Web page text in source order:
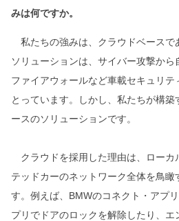
みは何ですか。
私たちの強みは、クラウドベースで
ソリューションは、サイバー攻撃か
ファイアウォールなど車載セキュリ
とっています。しかし、私たちが構
ースのソリューションです。
クラウドを採用した理由は、ローカ
テッドカーのネットワーク全体を鳥
す。例えば、BMWのコネクト・アプ
プリでドアのロックを解除したり、エ